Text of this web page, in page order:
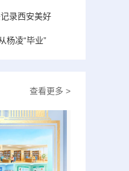
录西安美好
杨凌“毕业”
查看更多 >